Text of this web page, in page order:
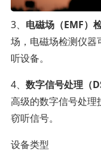
3、 电磁场（EMF）
场，电磁场检测仪器
听设备。
4、 数字信号处理（
高级的数字信号处理
窃听信号。
设备类型